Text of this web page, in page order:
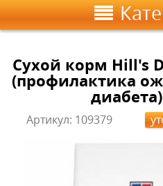
Сухой корм Hill's
(профилактика
Артикул: 109379